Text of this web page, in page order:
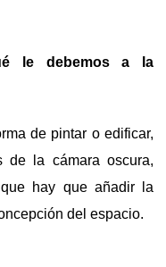
le debemos a la
de pintar o edificar,
de la cámara oscura,
hay que añadir la
del espacio.